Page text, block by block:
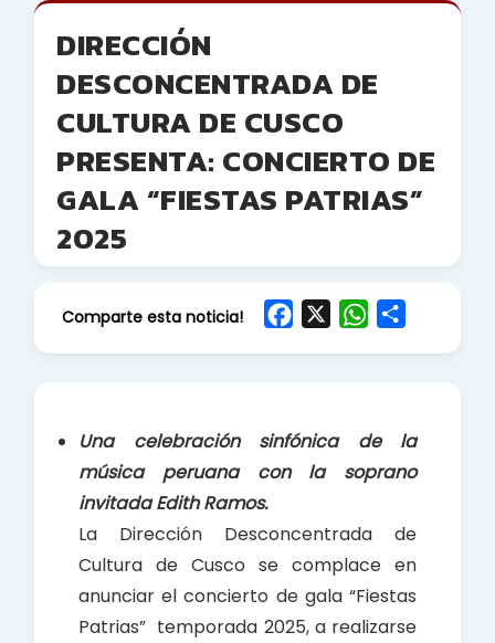
DIRECCIÓN
DESCONCENTRADA DE
CULTURA DE CUSCO
PRESENTA: CONCIERTO DE
GALA “FIESTAS PATRIAS”
2025
Comparte esta noticia!
b
W
s
p
e
Una celebración sinfónica de la
música peruana con la soprano
invitada Edith Ramos.
La Dirección Desconcentrada de
Cultura de Cusco se complace en
anunciar el concierto de gala “Fiestas
Patrias” temporada 2025, a realizarse